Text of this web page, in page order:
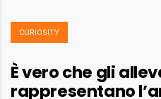
CURIOSITY
È vero che gli
rappresentano